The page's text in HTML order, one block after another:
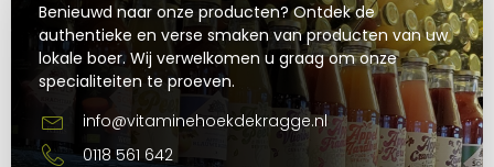
Benieuwd naar onze producten? Ontdek de
authentieke en verse smaken van producten van uw
lokale boer. Wij verwelkomen u graag om onze
specialiteiten te proeven.
info@vitaminehoekdekragge.nl
0118 561 642